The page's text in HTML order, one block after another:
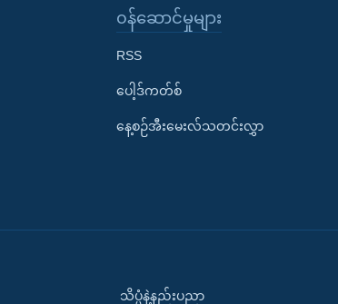
၀န်ဆောင်မှုများ
RSS
ပေါ့ဒ်ကတ်စ်
နေ့စဉ်အီးမေးလ်သတင်းလွှာ
သိပ္ပံနဲ့နည်းပညာ